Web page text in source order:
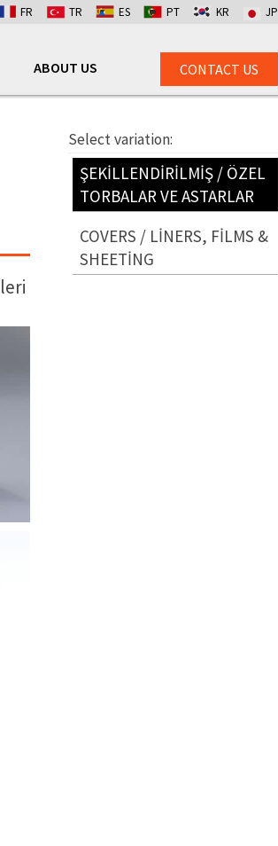
FR TR ES PT KR JP
ABOUT US CONTACT US
Select variation:
ŞEKILLENDIRILMIŞ / ÖZEL
TORBALAR VE ASTARLAR
COVERS / LINERS, FILMS &
SHEETING